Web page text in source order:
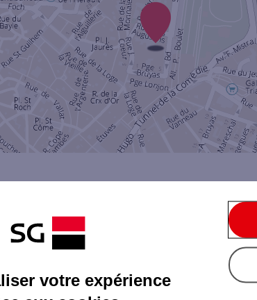
Par SMS Par Mail
votre expérience